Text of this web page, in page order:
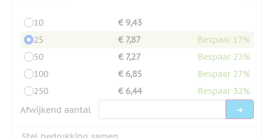
10
€ 9,43
25
€ 7,87
Bespaar 17%
50
€ 7,27
Bespaar 23%
100
€ 6,85
Bespaar 27%
250
€ 6,44
Bespaar 32%
Afwijkend aantal